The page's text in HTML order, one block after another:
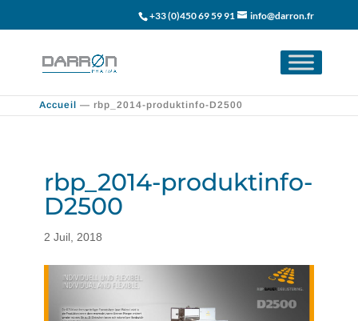
+33 (0)450 69 59 91 info@darron.fr
Accueil — rbp_2014-produktinfo-D2500
rbp_2014-produktinfo-
D2500
2 Juil, 2018